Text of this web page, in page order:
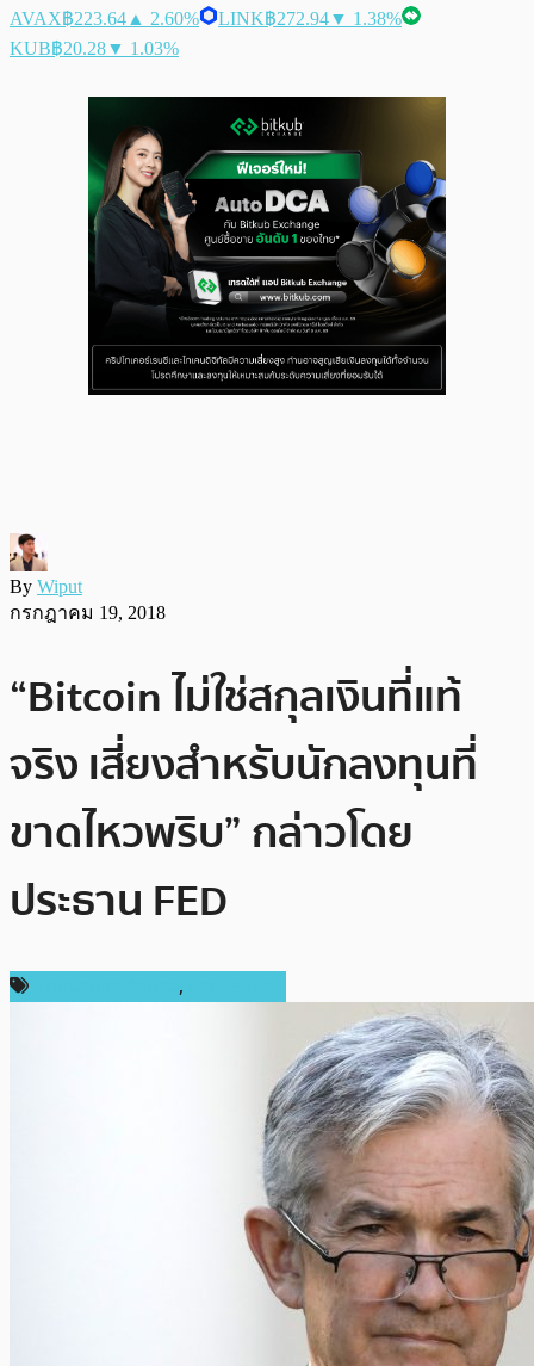
AVAX฿223.64 ▲ 2.60% LINK฿272.94▼ 1.38%
KUB฿20.28▼ 1.03%
By Wiput
กรกฎาคม 19, 2018
“Bitcoin ไม่ใช่สกุลเงินที่แท้
จริง เสี่ยงสำหรับนักลงทุนที่
ขาดไหวพริบ” กล่าวโดย
ประธาน FED
,